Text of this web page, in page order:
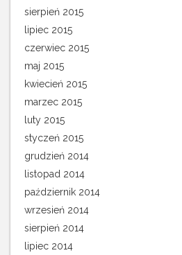
sierpień 2015
lipiec 2015
czerwiec 2015
maj 2015
kwiecień 2015
marzec 2015
luty 2015
styczeń 2015
grudzień 2014
listopad 2014
październik 2014
wrzesień 2014
sierpień 2014
lipiec 2014